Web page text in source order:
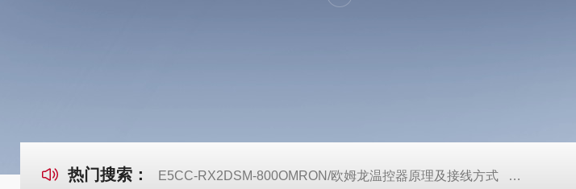
热门搜索： E5CC-RX2DSM-800OMRON/欧姆龙温控器原理及接线方式 日本SMC